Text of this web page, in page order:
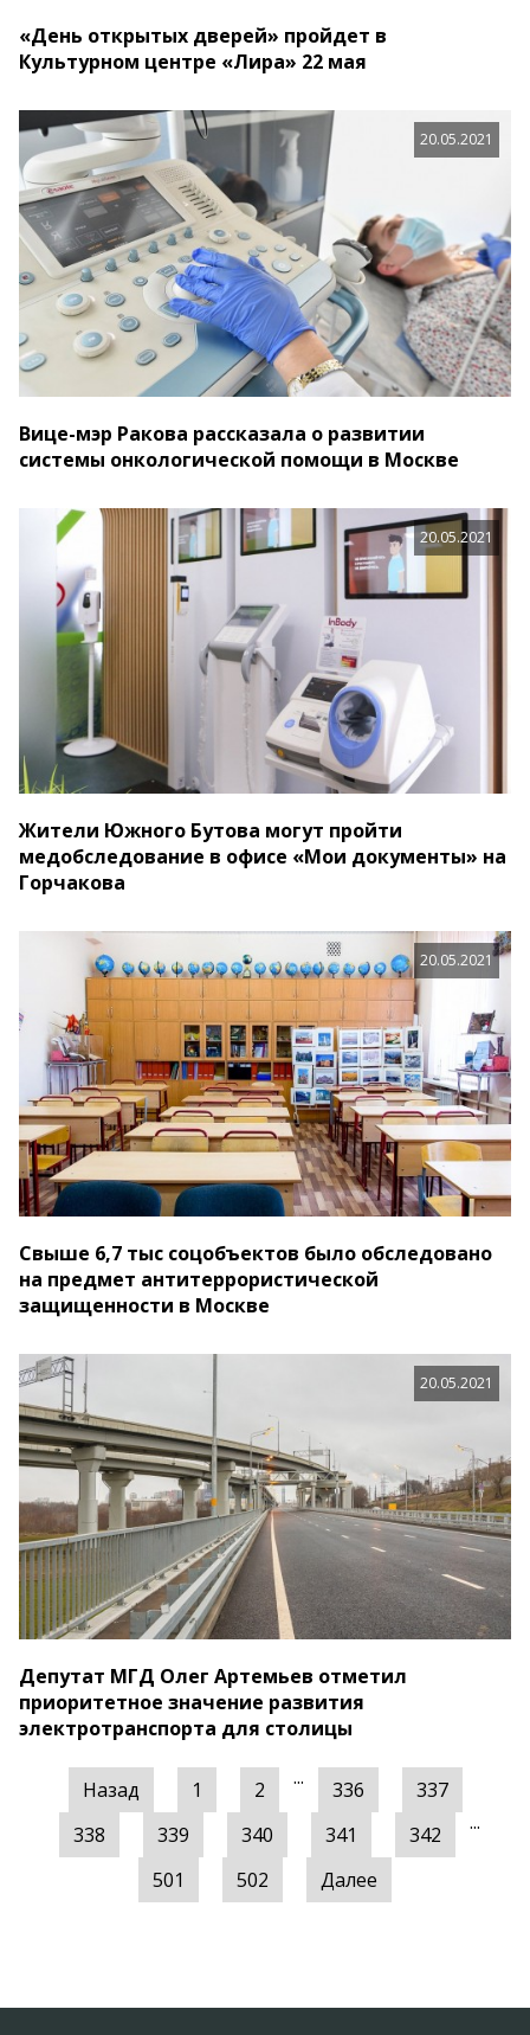
«День открытых дверей» пройдет в
Культурном центре «Лира» 22 мая
20.05.2021
Вице-мэр Ракова рассказала о развитии
системы онкологической помощи в Москве
20.05.2021
Жители Южного Бутова могут пройти
медобследование в офисе «Мои документы» на
Горчакова
20.05.2021
Свыше 6,7 тыс соцобъектов было обследовано
на предмет антитеррористической
защищенности в Москве
20.05.2021
Депутат МГД Олег Артемьев отметил
приоритетное значение развития
электротранспорта для столицы
Назад 1 2 ... 336
337
338
339 340 341 342 ...
501 502 Далее